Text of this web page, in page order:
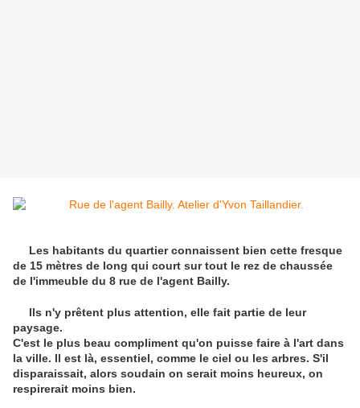
Les habitants du quartier connaissent bien cette fresque
de 15 mètres de long qui court sur tout le rez de chaussée
de l'immeuble du 8 rue de l'agent Bailly.
Ils n'y prêtent plus attention, elle fait partie de leur
paysage.
C'est le plus beau compliment qu'on puisse faire à l'art dans
la ville. Il est là, essentiel, comme le ciel ou les arbres. S'il
disparaissait, alors soudain on serait moins heureux, on
respirerait moins bien.